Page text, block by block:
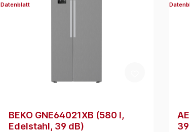
Datenblatt
BEKO GNE64021XB (580 l,
Edelstahl, 39 dB)